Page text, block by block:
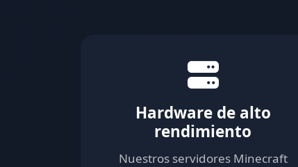
Hardware de alto
rendimiento
Nuestros servidores Minecraft